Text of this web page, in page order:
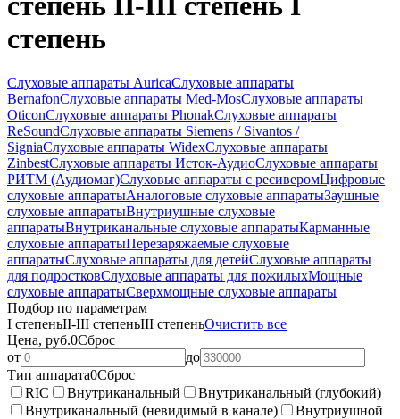
степень
Слуховые аппараты AuricaСлуховые аппараты
BernafonСлуховые аппараты Med-MosСлуховые аппараты
OticonСлуховые аппараты PhonakСлуховые аппараты
ReSoundСлуховые аппараты Siemens / Sivantos /
SigniaСлуховые аппараты WidexСлуховые аппараты
ZinbestСлуховые аппараты Исток-АудиоСлуховые аппараты
РИТМ (Аудиомаг)Слуховые аппараты с ресиверомЦифровые
слуховые аппаратыАналоговые слуховые аппаратыЗаушные
слуховые аппаратыВнутриушные слуховые
аппаратыВнутриканальные слуховые аппаратыКарманные
слуховые аппаратыПерезаряжаемые слуховые
аппаратыСлуховые аппараты для детейСлуховые аппараты
для подростковСлуховые аппараты для пожилыхМощные
слуховые аппаратыСверхмощные слуховые аппараты
Подбор по параметрам
I степеньII-III степеньIII степеньОчистить все
Цена, руб.0Сброс
от
до
Тип аппарата0Сброс
RIC
Внутриканальный
Внутриканальный (глубокий)
Внутриканальный (невидимый в канале)
Внутриушной